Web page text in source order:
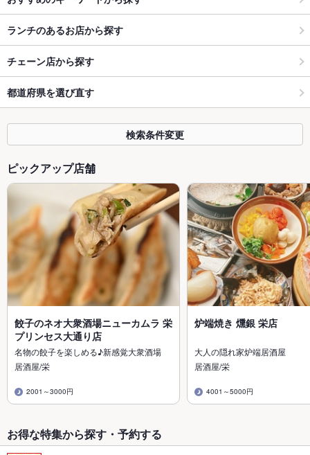
ランチのあるお店から探す
チェーン店から探す
都道府県を選び直す
検索条件変更
ピックアップ店舗
餃子のネオ大衆酒場ニューカムラ 栄
プリンセス大通り店
名物の餃子を楽しめる♪新感覚大衆酒場
居酒屋/栄
2001～3000円
炉端焼き 燻銀 栄店
大人の隠れ家炉端居酒屋
居酒屋/栄
4001～5000円
お得な特集から探す・予約する